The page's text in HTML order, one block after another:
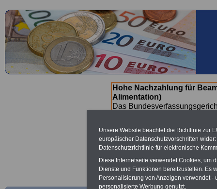
Hohe Nachzahlung für
Alimentation)
Das
(Beamte &
Nachzahlungen
Beamtezwischen mind.
SERVICE gibt hierzu eine
dem Beschluss des
wird (wahrscheinlich im
Unsere Website beachtet die Richtlinie zur
europäischer Datenschutzvorschriften
Datenschutzrichtlinie für elektronische
Diese Internetseite verwendet Cookies, um
Dienste und Funktionen bereitzustellen. Es
Personalisierung von Anzeigen verwendet
personalisierte Werbung genutzt.